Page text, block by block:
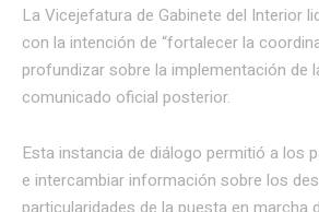
La Vicejefatura de Gabinete del Interior
con la intención de “fortalecer la
profundizar sobre la implementación de
comunicado oficial posterior.
Esta instancia de diálogo permitió a los
e intercambiar información sobre los